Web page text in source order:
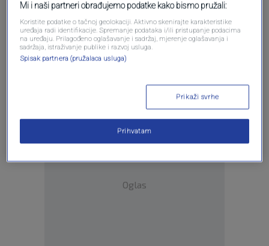
Oglas
Oglas
Mi i naši partneri obrađujemo podatke kako bismo pružali:
Koristite podatke o tačnoj geolokaciji. Aktivno skenirajte karakteristike
uređaja radi identifikacije. Spremanje podataka i/ili pristupanje podacima
na uređaju. Prilagođeno oglašavanje i sadržaj, mjerenje oglašavanja i
sadržaja, istraživanje publike i razvoj usluga.
Spisak partnera (pružalaca usluga)
Prikaži svrhe
Prihvatam